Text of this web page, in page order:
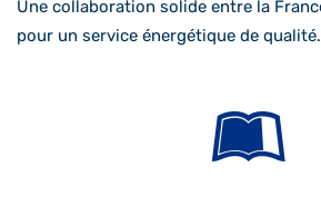
Une collaboration solide entre la
pour un service énergétique de qualité.